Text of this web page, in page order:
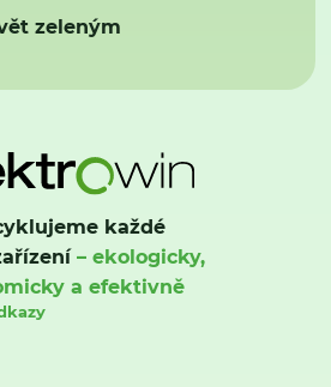
zeleným
každé
– ekologicky,
a efektivně